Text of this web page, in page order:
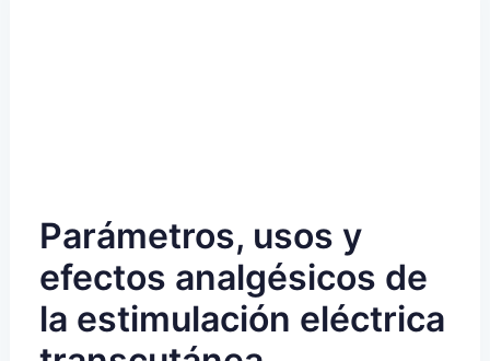
Parámetros, usos y
efectos analgésicos de
la estimulación eléctrica